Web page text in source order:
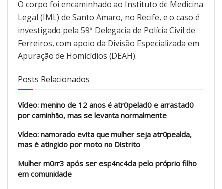
O corpo foi encaminhado ao Instituto de Medicina
Legal (IML) de Santo Amaro, no Recife, e o caso é
investigado pela 59ª Delegacia de Polícia Civil de
Ferreiros, com apoio da Divisão Especializada em
Apuração de Homicídios (DEAH).
Posts Relacionados
Vídeo: menino de 12 anos é atr0pelad0 e arrastad0
por caminhão, mas se levanta normalmente
Vídeo: namorado evita que mulher seja atr0pealda,
mas é atingido por moto no Distrito
Mulher m0rr3 após ser esp4nc4da pelo próprio filho
em comunidade